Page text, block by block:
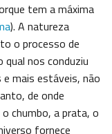
tem a máxima
). A natureza
o processo de
nos conduziu
mais estáveis, não
de onde
chumbo, a prata, o
fornece